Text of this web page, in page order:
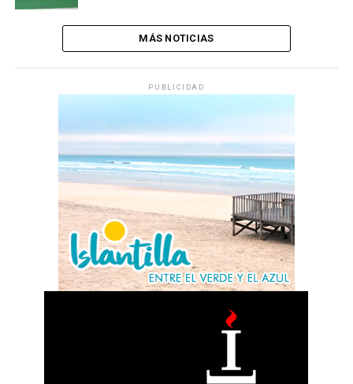
MÁS NOTICIAS
PUBLICIDAD